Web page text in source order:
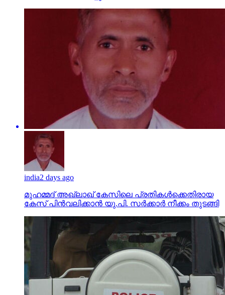
india2 days ago
മുഹമ്മദ് അഖ്‌ലാഖ് കേസിലെ പ്രതികള്‍ക്കെതിരായ
കേസ് പിന്‍വലിക്കാന്‍ യു.പി. സര്‍ക്കാര്‍ നീക്കം തുടങ്ങി